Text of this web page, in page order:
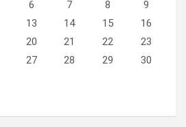
6 7 8
9
13 14 15
16
20 21 22
23
27 28 29
30